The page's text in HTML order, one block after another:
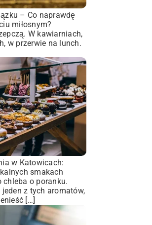
– Co naprawdę
miłosnym?
W kawiarniach,
w przerwie na lunch.
w Katowicach:
smakach
chleba o poranku.
z tych aromatów,
[…]